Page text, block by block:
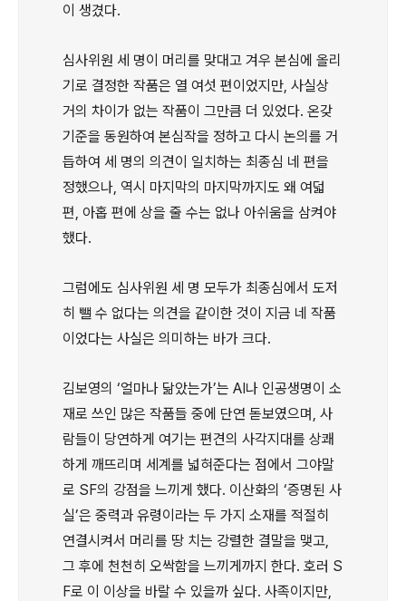
이 생겼다.
심사위원 세 명이 머리를 맞대고 겨우 본심에 올리
기로 결정한 작품은 열 여섯 편이었지만, 사실상
거의 차이가 없는 작품이 그만큼 더 있었다. 온갖
기준을 동원하여 본심작을 정하고 다시 논의를 거
듭하여 세 명의 의견이 일치하는 최종심 네 편을
정했으나, 역시 마지막의 마지막까지도 왜 여덟
편, 아홉 편에 상을 줄 수는 없나 아쉬움을 삼켜야
했다.
그럼에도 심사위원 세 명 모두가 최종심에서 도저
히 뺄 수 없다는 의견을 같이한 것이 지금 네 작품
이었다는 사실은 의미하는 바가 크다.
김보영의 ‘얼마나 닮았는가’는 AI나 인공생명이 소
재로 쓰인 많은 작품들 중에 단연 돋보였으며, 사
람들이 당연하게 여기는 편견의 사각지대를 상쾌
하게 깨뜨리며 세계를 넓혀준다는 점에서 그야말
로 SF의 강점을 느끼게 했다. 이산화의 ‘증명된 사
실’은 중력과 유령이라는 두 가지 소재를 적절히
연결시켜서 머리를 땅 치는 강렬한 결말을 맺고,
그 후에 천천히 오싹함을 느끼게까지 한다. 호러 S
F로 이 이상을 바랄 수 있을까 싶다. 사족이지만,